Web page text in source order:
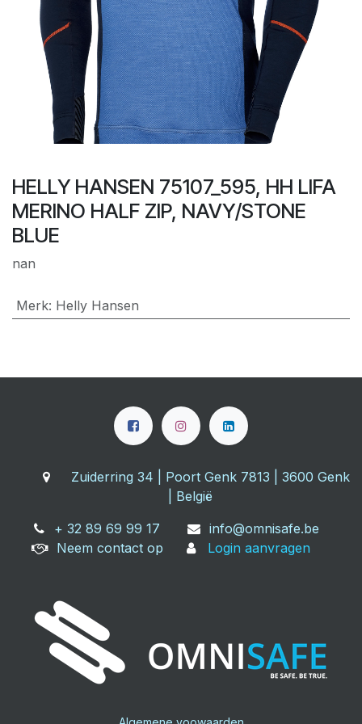
HELLY HANSEN 75107_595, HH LIFA
MERINO HALF ZIP, NAVY/STONE
BLUE
nan
Merk: Helly Hansen
Zuiderring 34 | Poort Genk 7813 | 3600 Genk
| België
+ 32 89 69 99 17
info@omnisafe.be
Neem contact op
Login aanvragen